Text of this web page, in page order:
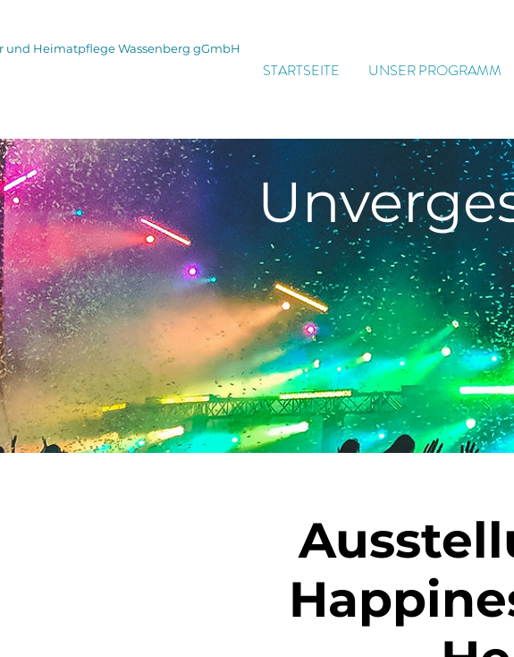
und Heimatpflege Wassenberg gGmbH
STARTSEITE UNSER PROGRAMM